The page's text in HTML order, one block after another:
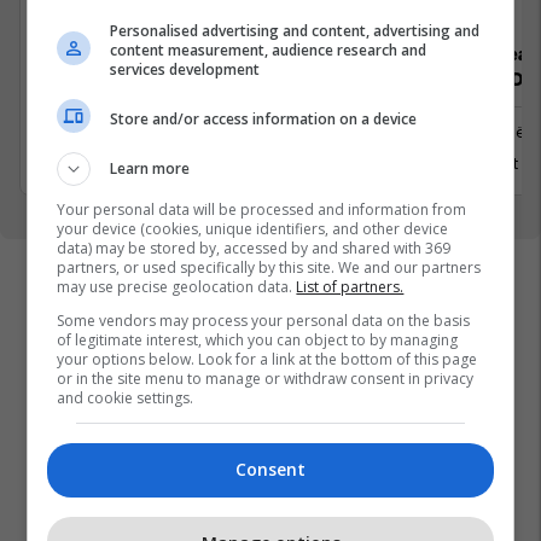
Senior Product Designer (UX/UI) 4-
Day Workweek
Prishtinë
7 Gusht 2026
Senior
.NET) 4-
Prishtinë
5 Gusht
Personalised advertising and content, advertising and
content measurement, audience research and
services development
Store and/or access information on a device
Learn more
Your personal data will be processed and information from
your device (cookies, unique identifiers, and other device
data) may be stored by, accessed by and shared with 369
partners, or used specifically by this site. We and our partners
may use precise geolocation data. List of partners.
Some vendors may process your personal data on the basis
of legitimate interest, which you can object to by managing
your options below. Look for a link at the bottom of this page
or in the site menu to manage or withdraw consent in privacy
and cookie settings.
Consent